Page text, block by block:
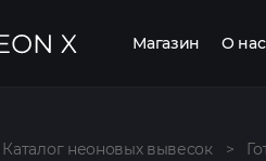
Магазин О нас
Каталог неоновых вывесок >